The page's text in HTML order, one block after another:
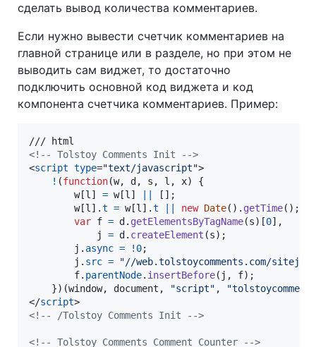
сделать вывод количества комментариев.
Если нужно вывести счетчик комментариев на
главной странице или в разделе, но при этом не
выводить сам виджет, то достаточно
подключить основной код виджета и код
компонента счетчика комментариев. Пример:
<!-- Tolstoy Comments Init -->
<script type="text/javascript">
! (function(w, d , s , l , x)
{
w[l ] = w[l ] [ ] ;
w[l ] .t = w[l ] .t new Date( ) . getTime( ) ;
var f = d . getElementsByTagName(s) [0] ,
j
= d . createElement (s) ;
j . async = ! 0;
j . src =
"//web.tolstoycomments.com/
f. parentNode. insertBefore( j , f) ;
}) (window, document , "script" ,
</script>
<!-- /Tolstoy Comments Init -->
<!-- Tolstoy Comments Comment Counter -->